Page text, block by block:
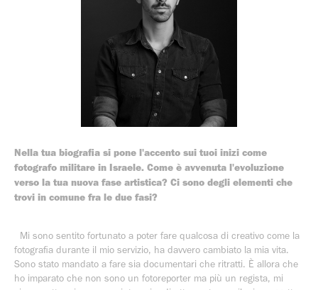
Nella tua biografia si pone l'accento sui tuoi inizi come
fotografo militare in Israele. Come è avvenuta l'evoluzione
verso la tua nuova fase artistica? Ci sono degli elementi che
trovi in comune fra le due fasi?
Mi sono sentito fortunato a poter fare qualcosa di creativo come la
fotografia durante il mio servizio, ha davvero cambiato la mia vita.
Sono stato mandato a fare sia documentari che ritratti. È allora che
ho imparato che non sono un fotoreporter ma più un regista, mi